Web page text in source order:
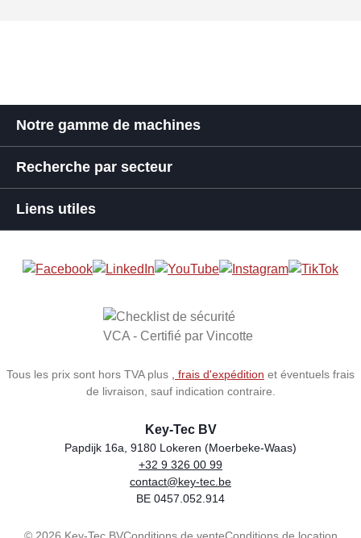
Notre gamme de machines
Recherche par secteur
Liens utiles
Tous les prix sont hors TVA plus , frais d'expédition et éventuels frais
de livraison, sauf indication contraire.
Store name
Key-Tec BV
Address
Papdijk 16a, 9180 Lokeren (Moerbeke-Waas)
Phone
+32 9 326 00 99
Email
contact@key-tec.be
VAT number
BE 0457.052.914